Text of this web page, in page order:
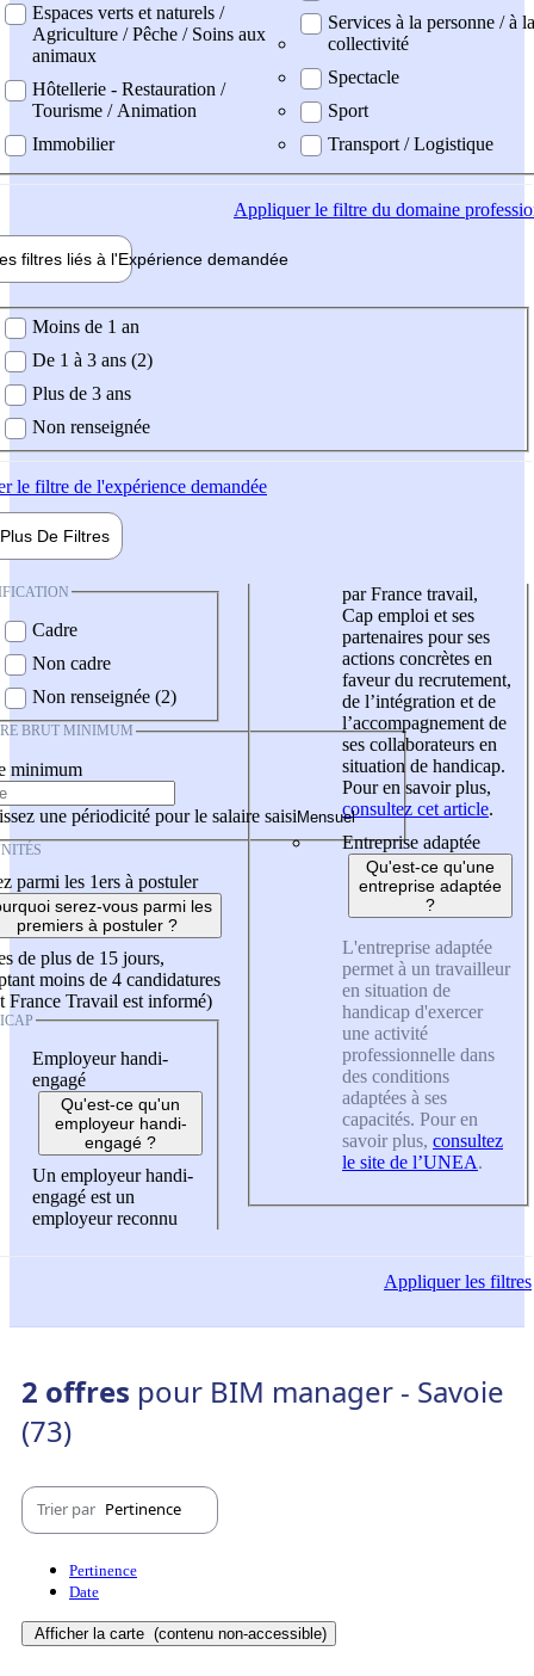
Espaces verts et naturels /
Agriculture / Pêche / Soins aux
animaux
Hôtellerie - Restauration /
Tourisme / Animation
Immobilier
Services à la personne / à la
collectivité
Spectacle
Sport
Transport / Logistique
Appliquerle filtre du domaine
filtres liés à l'Expérience demandée
demandée
Moins de 1 an
De 1 à 3 ans (2)
Plus de 3 ans
Non renseignée
le filtre de l'expérience demandée
Plus De Filtres
Cadre
Non cadre
Non renseignée (2)
BRUT MINIMUM
minimum
une périodicité pour le salaire saisi
parmi les 1ers à postuler
serez-vous parmi les
premiers à postuler ?
de plus de 15 jours,
moins de 4 candidatures
France Travail est informé)
Employeur handi-
engagé
Qu'est-ce qu'un
employeur handi-
engagé ?
Un employeur handi-
engagé est un
employeur reconnu
par France travail,
Cap emploi et ses
partenaires pour ses
actions concrètes en
faveur du recrutement,
de l’intégration et de
l’accompagnement de
ses collaborateurs en
situation de handicap.
Pour en savoir plus,
consultez cet article.
Entreprise adaptée
Qu'est-ce qu'une
entreprise adaptée
?
L'entreprise adaptée
permet à un travailleur
en situation de
handicap d'exercer
une activité
professionnelle dans
des conditions
adaptées à ses
capacités. Pour en
savoir plus, consultez
le site de l’UNEA.
Appliquerles filtres
2 offres pour BIM manager - Savoie
(73)
Trier par Pertinence
Pertinence
Date
Afficher la carte (contenu non-accessible)